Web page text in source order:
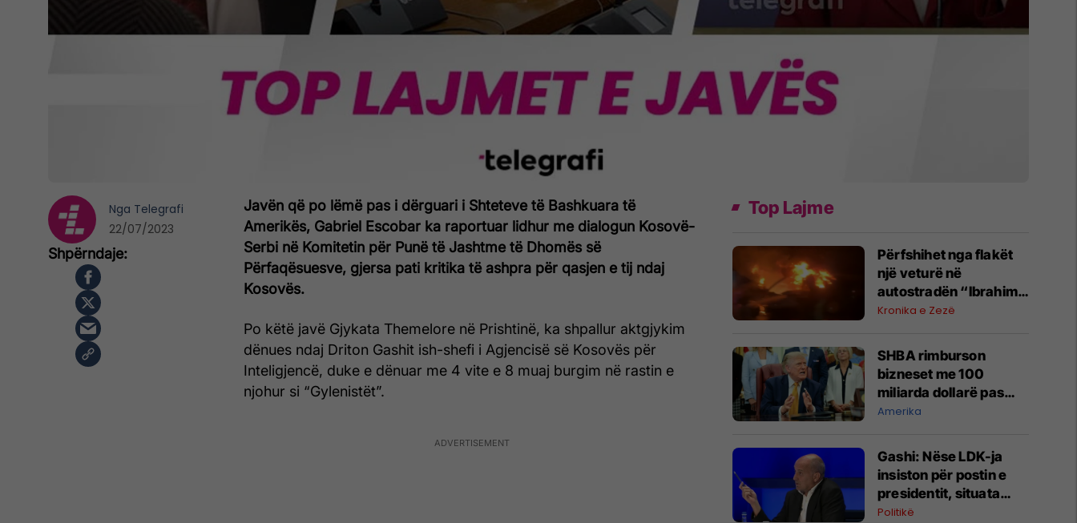
Javën që po lëmë pas i dërguari i Shteteve të Bashkuara të
Amerikës, Gabriel Escobar ka raportuar lidhur me dialogun Kosovë-
Serbi në Komitetin për Punë të Jashtme të Dhomës së
Përfaqësuesve, gjersa pati kritika të ashpra për qasjen e tij ndaj
Kosovës.
Po këtë javë Gjykata Themelore në Prishtinë, ka shpallur aktgjykim
dënues ndaj Driton Gashit ish-shefi i Agjencisë së Kosovës për
Inteligjencë, duke e dënuar me 4 vite e 8 muaj burgim në rastin e
njohur si “Gylenistët”.
Nga Telegrafi
22/07/2023
Top Lajme
Përfshihet nga flakët
një veturë në
autostradën “Ibrahim
Rugova”
Kronika e Zezë
SHBA rimburson
bizneset me 100
miliarda dollarë pas
anulimit të tarifave të
Amerika
Gashi: Nëse LDK-ja
insiston për postin e
presidentit, situata
komplikohet - pres që
Politikë